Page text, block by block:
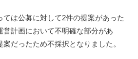
ては公募に対して2件の提案があった
営計画において不明確な部分があ
だったため不採択となりました。